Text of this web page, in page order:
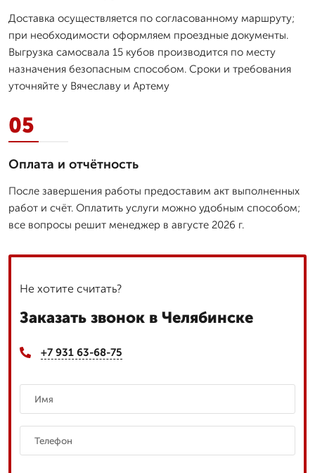
Доставка осуществляется по согласованному маршруту;
при необходимости оформляем проездные документы.
Выгрузка самосвала 15 кубов производится по месту
назначения безопасным способом. Сроки и требования
уточняйте у Вячеславу и Артему
05
Оплата и отчётность
После завершения работы предоставим акт выполненных
работ и счёт. Оплатить услуги можно удобным способом;
все вопросы решит менеджер в августе 2026 г.
Не хотите считать?
Заказать звонок в Челябинске
+7 931 63-68-75